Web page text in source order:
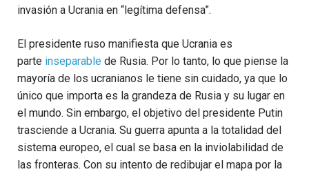
invasión a Ucrania en “legítima defensa”.
El presidente ruso manifiesta que Ucrania es
parte inseparable de Rusia. Por lo tanto, lo que piense la
mayoría de los ucranianos le tiene sin cuidado, ya que lo
único que importa es la grandeza de Rusia y su lugar en
el mundo. Sin embargo, el objetivo del presidente Putin
trasciende a Ucrania. Su guerra apunta a la totalidad del
sistema europeo, el cual se basa en la inviolabilidad de
las fronteras. Con su intento de redibujar el mapa por la